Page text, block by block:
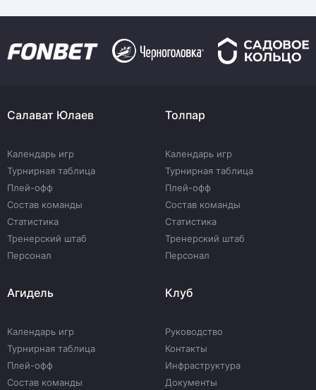
Салават Юлаев
Календарь игр
Турнирная таблица
Плей-офф
Состав команды
Статистика
Тренерский штаб
Персонал
Толпар
Календарь игр
Турнирная таблица
Плей-офф
Состав команды
Статистика
Тренерский штаб
Персонал
Агидель
Календарь игр
Турнирная таблица
Плей-офф
Состав команды
Клуб
Руководство
Контакты
Инфраструктура
Документы